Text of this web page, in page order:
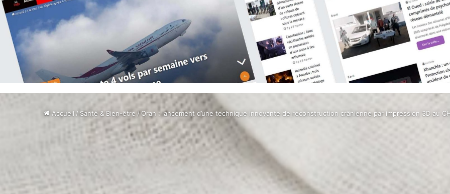
Accueil / Santé & Bien-être / Oran : lancement d’une technique innovante de reconstruction crânienne par impression 3D au